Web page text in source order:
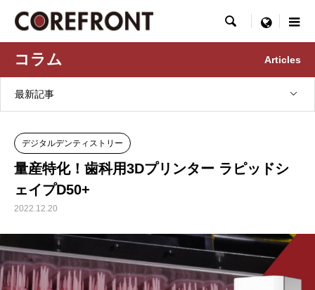
 menu
コラム Articles
最新記事
デジタルデンティストリー
量産特化！歯科用3Dプリンター ラピッドシ
ェイプD50+
2022.12.20